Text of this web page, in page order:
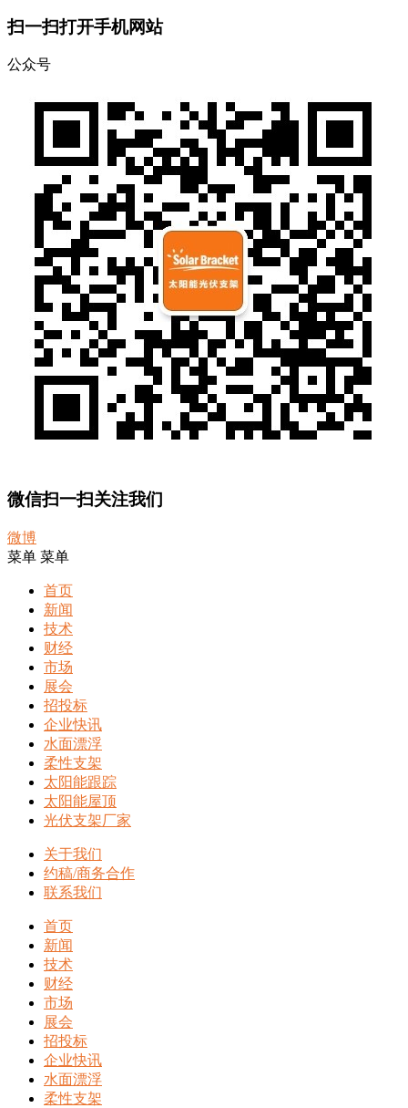
扫一扫打开手机网站
公众号
微信扫一扫关注我们
微博
菜单 菜单
首页
新闻
技术
财经
市场
展会
招投标
企业快讯
水面漂浮
柔性支架
太阳能跟踪
太阳能屋顶
光伏支架厂家
关于我们
约稿/商务合作
联系我们
首页
新闻
技术
财经
市场
展会
招投标
企业快讯
水面漂浮
柔性支架